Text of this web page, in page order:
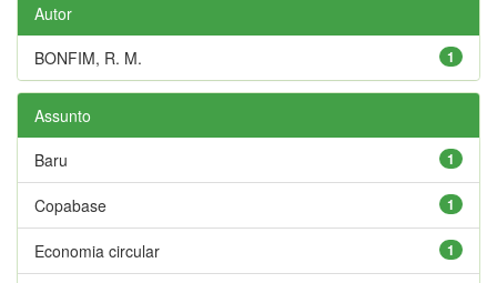
Autor
1
BONFIM, R. M.
Assunto
1
Baru
1
Copabase
1
Economia circular